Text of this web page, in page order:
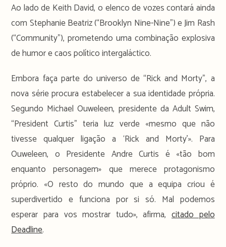
Ao lado de Keith David, o elenco de vozes contará ainda
com Stephanie Beatriz (“Brooklyn Nine-Nine”) e Jim Rash
(“Community”), prometendo uma combinação explosiva
de humor e caos político intergaláctico.
Embora faça parte do universo de “Rick and Morty”, a
nova série procura estabelecer a sua identidade própria.
Segundo Michael Ouweleen, presidente da Adult Swim,
“President Curtis” teria luz verde «mesmo que não
tivesse qualquer ligação a ‘Rick and Morty’». Para
Ouweleen, o Presidente Andre Curtis é «tão bom
enquanto personagem» que merece protagonismo
próprio. «O resto do mundo que a equipa criou é
superdivertido e funciona por si só. Mal podemos
esperar para vos mostrar tudo», afirma, citado pelo
Deadline.